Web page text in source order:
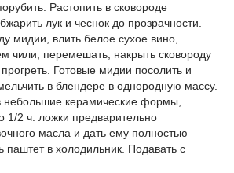
Растопить в сковороде
лук и чеснок до прозрачности.
мидии, влить белое сухое вино,
чили, перемешать, накрыть сковороду
Готовые мидии посолить и
в блендере в однородную массу.
небольшие керамические формы,
1/2 ч. ложки предварительно
масла и дать ему полностью
паштет в холодильник. Подавать с